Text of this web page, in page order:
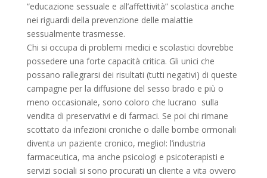
“educazione sessuale e all’affettività” scolastica anche
nei riguardi della prevenzione delle malattie
sessualmente trasmesse.
Chi si occupa di problemi medici e scolastici dovrebbe
possedere una forte capacità critica. Gli unici che
possano rallegrarsi dei risultati (tutti negativi) di queste
campagne per la diffusione del sesso brado e più o
meno occasionale, sono coloro che lucrano sulla
vendita di preservativi e di farmaci. Se poi chi rimane
scottato da infezioni croniche o dalle bombe ormonali
diventa un paziente cronico, meglio!: l’industria
farmaceutica, ma anche psicologi e psicoterapisti e
servizi sociali si sono procurati un cliente a vita ovvero